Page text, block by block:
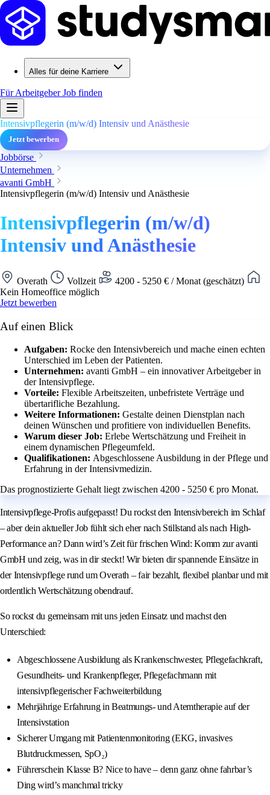
Alles für deine Karriere
Für ArbeitgeberJob finden
Intensivpflegerin (m/w/d) Intensiv und Anästhesie
Jetzt bewerben
Jobbörse
Unternehmen
avanti GmbH
Intensivpflegerin (m/w/d) Intensiv und Anästhesie
Intensivpflegerin (m/w/d)
Intensiv und Anästhesie
Overath Vollzeit
4200 - 5250 € / Monat (geschätzt)
Kein Homeoffice möglich
Jetzt bewerben
Auf einen Blick
Aufgaben: Rocke den Intensivbereich und mache einen echten
Unterschied im Leben der Patienten.
Unternehmen: avanti GmbH – ein innovativer Arbeitgeber in
der Intensivpflege.
Vorteile: Flexible Arbeitszeiten, unbefristete Verträge und
übertarifliche Bezahlung.
Weitere Informationen: Gestalte deinen Dienstplan nach
deinen Wünschen und profitiere von individuellen Benefits.
Warum dieser Job: Erlebe Wertschätzung und Freiheit in
einem dynamischen Pflegeumfeld.
Qualifikationen: Abgeschlossene Ausbildung in der Pflege und
Erfahrung in der Intensivmedizin.
Das prognostizierte Gehalt liegt zwischen 4200 - 5250 € pro Monat.
Intensivpflege-Profis aufgepasst! Du rockst den Intensivbereich im Schlaf
– aber dein aktueller Job fühlt sich eher nach Stillstand als nach High-
Performance an? Dann wird’s Zeit für frischen Wind: Komm zur avanti
GmbH und zeig, was in dir steckt! Wir bieten dir spannende Einsätze in
der Intensivpflege rund um Overath – fair bezahlt, flexibel planbar und mit
ordentlich Wertschätzung obendrauf.
So rockst du gemeinsam mit uns jeden Einsatz und machst den
Unterschied:
Abgeschlossene Ausbildung als Krankenschwester, Pflegefachkraft,
Gesundheits- und Krankenpfleger, Pflegefachmann mit
intensivpflegerischer Fachweiterbildung
Mehrjährige Erfahrung in Beatmungs- und Atemtherapie auf der
Intensivstation
Sicherer Umgang mit Patientenmonitoring (EKG, invasives
Blutdruckmessen, SpO₂)
Führerschein Klasse B? Nice to have – denn ganz ohne fahrbar’s
Ding wird’s manchmal tricky